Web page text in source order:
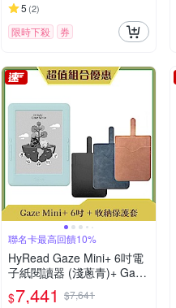
5 (2)
限時下殺 券
聯名卡最高回饋10%
HyRead Gaze Mini+ 6吋電
子紙閱讀器 (淺蔥青)+ Gaze
收納保護套 (組合)
$7,441 $7,641